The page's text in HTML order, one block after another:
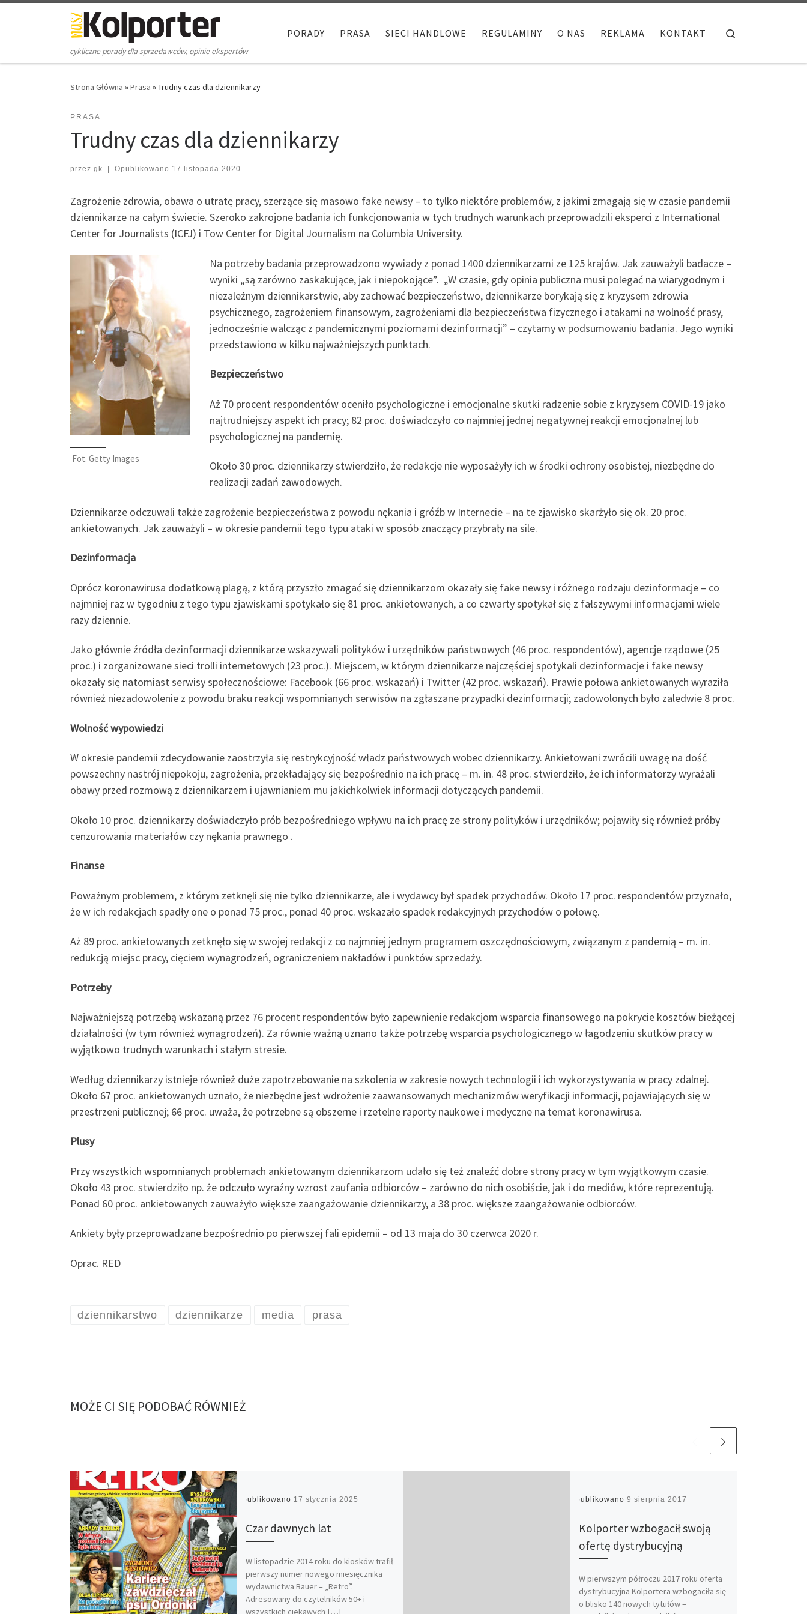
Skip to content
cykliczne porady dla sprzedawców, opinie ekspertów
PORADY PRASA SIECI HANDLOWE REGULAMINY O NAS REKLAMA KONTAKT
Strona Główna »Prasa »Trudny czas dla dziennikarzy
PRASA
Trudny czas dla dziennikarzy
przez gk Opublikowano 17 listopada 2020
Zagrożenie zdrowia, obawa o utratę pracy, szerzące się masowo fake newsy – to tylko niektóre problemów, z jakimi zmagają się w czasie pandemii
dziennikarze na całym świecie. Szeroko zakrojone badania ich funkcjonowania w tych trudnych warunkach przeprowadzili eksperci z International
Center for Journalists (ICFJ) i Tow Center for Digital Journalism na Columbia University.
Fot. Getty Images
Na potrzeby badania przeprowadzono wywiady z ponad 1400 dziennikarzami ze 125 krajów. Jak zauważyli badacze –
wyniki „są zarówno zaskakujące, jak i niepokojące”. „W czasie, gdy opinia publiczna musi polegać na wiarygodnym i
niezależnym dziennikarstwie, aby zachować bezpieczeństwo, dziennikarze borykają się z kryzysem zdrowia
psychicznego, zagrożeniem finansowym, zagrożeniami dla bezpieczeństwa fizycznego i atakami na wolność prasy,
jednocześnie walcząc z pandemicznymi poziomami dezinformacji” – czytamy w podsumowaniu badania. Jego wyniki
przedstawiono w kilku najważniejszych punktach.
Bezpieczeństwo
Aż 70 procent respondentów oceniło psychologiczne i emocjonalne skutki radzenie sobie z kryzysem COVID-19 jako
najtrudniejszy aspekt ich pracy; 82 proc. doświadczyło co najmniej jednej negatywnej reakcji emocjonalnej lub
psychologicznej na pandemię.
Około 30 proc. dziennikarzy stwierdziło, że redakcje nie wyposażyły ich w środki ochrony osobistej, niezbędne do
realizacji zadań zawodowych.
Dziennikarze odczuwali także zagrożenie bezpieczeństwa z powodu nękania i gróźb w Internecie – na te zjawisko skarżyło się ok. 20 proc.
ankietowanych. Jak zauważyli – w okresie pandemii tego typu ataki w sposób znaczący przybrały na sile.
Dezinformacja
Oprócz koronawirusa dodatkową plagą, z którą przyszło zmagać się dziennikarzom okazały się fake newsy i różnego rodzaju dezinformacje – co
najmniej raz w tygodniu z tego typu zjawiskami spotykało się 81 proc. ankietowanych, a co czwarty spotykał się z fałszywymi informacjami wiele
razy dziennie.
Jako głównie źródła dezinformacji dziennikarze wskazywali polityków i urzędników państwowych (46 proc. respondentów), agencje rządowe (25
proc.) i zorganizowane sieci trolli internetowych (23 proc.). Miejscem, w którym dziennikarze najczęściej spotykali dezinformacje i fake newsy
okazały się natomiast serwisy społecznościowe: Facebook (66 proc. wskazań) i Twitter (42 proc. wskazań). Prawie połowa ankietowanych wyraziła
również niezadowolenie z powodu braku reakcji wspomnianych serwisów na zgłaszane przypadki dezinformacji; zadowolonych było zaledwie 8 proc.
Wolność wypowiedzi
W okresie pandemii zdecydowanie zaostrzyła się restrykcyjność władz państwowych wobec dziennikarzy. Ankietowani zwrócili uwagę na dość
powszechny nastrój niepokoju, zagrożenia, przekładający się bezpośrednio na ich pracę – m. in. 48 proc. stwierdziło, że ich informatorzy wyrażali
obawy przed rozmową z dziennikarzem i ujawnianiem mu jakichkolwiek informacji dotyczących pandemii.
Około 10 proc. dziennikarzy doświadczyło prób bezpośredniego wpływu na ich pracę ze strony polityków i urzędników; pojawiły się również próby
cenzurowania materiałów czy nękania prawnego .
Finanse
Poważnym problemem, z którym zetknęli się nie tylko dziennikarze, ale i wydawcy był spadek przychodów. Około 17 proc. respondentów przyznało,
że w ich redakcjach spadły one o ponad 75 proc., ponad 40 proc. wskazało spadek redakcyjnych przychodów o połowę.
Aż 89 proc. ankietowanych zetknęło się w swojej redakcji z co najmniej jednym programem oszczędnościowym, związanym z pandemią – m. in.
redukcją miejsc pracy, cięciem wynagrodzeń, ograniczeniem nakładów i punktów sprzedaży.
Potrzeby
Najważniejszą potrzebą wskazaną przez 76 procent respondentów było zapewnienie redakcjom wsparcia finansowego na pokrycie kosztów bieżącej
działalności (w tym również wynagrodzeń). Za równie ważną uznano także potrzebę wsparcia psychologicznego w łagodzeniu skutków pracy w
wyjątkowo trudnych warunkach i stałym stresie.
Według dziennikarzy istnieje również duże zapotrzebowanie na szkolenia w zakresie nowych technologii i ich wykorzystywania w pracy zdalnej.
Około 67 proc. ankietowanych uznało, że niezbędne jest wdrożenie zaawansowanych mechanizmów weryfikacji informacji, pojawiających się w
przestrzeni publicznej; 66 proc. uważa, że potrzebne są obszerne i rzetelne raporty naukowe i medyczne na temat koronawirusa.
Plusy
Przy wszystkich wspomnianych problemach ankietowanym dziennikarzom udało się też znaleźć dobre strony pracy w tym wyjątkowym czasie.
Około 43 proc. stwierdziło np. że odczuło wyraźny wzrost zaufania odbiorców – zarówno do nich osobiście, jak i do mediów, które reprezentują.
Ponad 60 proc. ankietowanych zauważyło większe zaangażowanie dziennikarzy, a 38 proc. większe zaangażowanie odbiorców.
Ankiety były przeprowadzane bezpośrednio po pierwszej fali epidemii – od 13 maja do 30 czerwca 2020 r.
Oprac. RED
dziennikarstwo dziennikarze media prasa
MOŻE CI SIĘ PODOBAĆ RÓWNIEŻ
Opublikowano 17 stycznia 2025
Czar dawnych lat
W listopadzie 2014 roku do kiosków trafił
pierwszy numer nowego miesięcznika
wydawnictwa Bauer – „Retro”.
Adresowany do czytelników 50+ i
wszystkich ciekawych […]
Opublikowano 9 sierpnia 2017
Kolporter wzbogacił swoją
ofertę dystrybucyjną
W pierwszym półroczu 2017 roku oferta
dystrybucyjna Kolportera wzbogaciła się
o blisko 140 nowych tytułów –